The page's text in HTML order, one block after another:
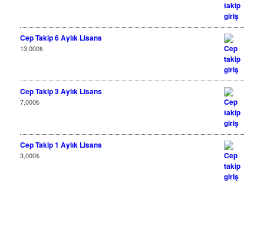
Cep Takip 6 Aylık Lisans
13,000₺
Cep Takip 3 Aylık Lisans
7,000₺
Cep Takip 1 Aylık Lisans
3,000₺